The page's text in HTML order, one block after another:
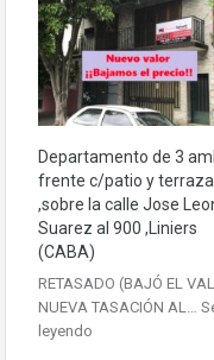
Departamento de 3
frente c/patio y terraza
,sobre la calle Jose
Suarez al 900 ,Liniers
(CABA)
RETASADO (BAJÓ EL
NUEVA TASACIÓN AL…
leyendo